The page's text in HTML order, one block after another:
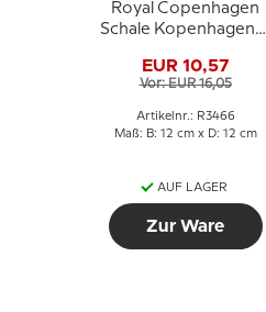
Royal Copenhagen
Schale Kopenhagener
EUR 10,57
Vor: EUR 16,05
Artikelnr.: R3466
Maß: B: 12 cm x D: 12 cm
AUF LAGER
Zur Ware